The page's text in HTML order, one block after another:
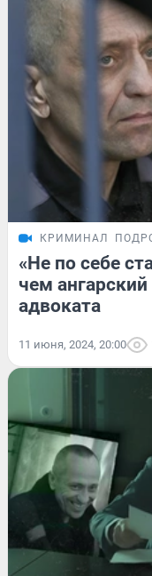
КРИМИНАЛ
«Не по себе
чем
адвоката
11 июня, 2024, 20:00